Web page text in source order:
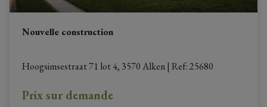
Nouvelle construction
Hoogsimsestraat 71 lot 4, 3570 Alken | Ref: 25680
Prix sur demande